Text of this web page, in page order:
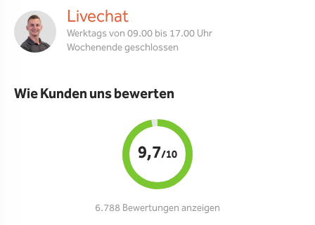
Livechat
Werktags von 09.00 bis 17.00 Uhr
Wochenende geschlossen
Wie Kunden uns bewerten
9,7/10
6.788 Bewertungen anzeigen